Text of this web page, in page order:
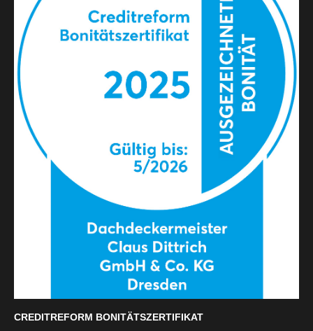
CREDITREFORM BONITÄTSZERTIFIKAT